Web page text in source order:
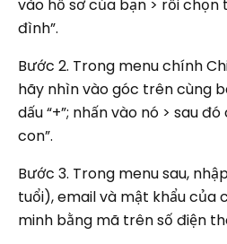
vào hồ sơ của bạn > rồi chọn
đình”.
Bước 2. Trong menu chính
hãy nhìn vào góc trên cùng
dấu “+”; nhấn vào nó > sau
con”.
Bước 3. Trong menu sau,
tuổi), email và mật khẩu của
minh bằng mã trên số điện